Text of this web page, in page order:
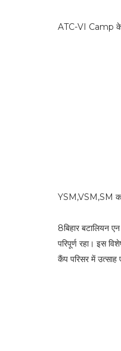
ATC-VI Camp के
YSM,VSM,SM का
8बिहार बटालियन
परिपूर्ण रहा। इस
कैंप परिसर में उत्साह